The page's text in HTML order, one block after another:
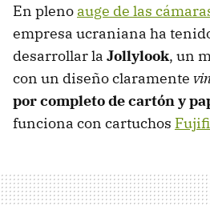
En pleno auge de las
empresa ucraniana ha
desarrollar la Jollylook, un
con un diseño claramente
por completo de cartón y
funciona con cartuchos